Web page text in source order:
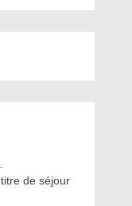
de séjour